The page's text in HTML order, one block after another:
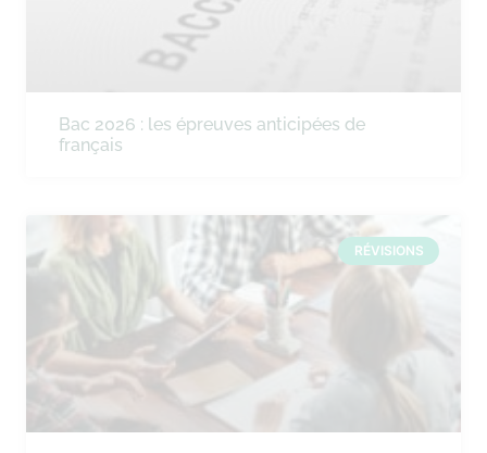
Bac 2026 : les épreuves anticipées de
français
RÉVISIONS